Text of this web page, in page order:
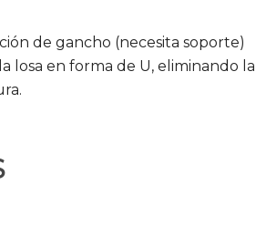
de gancho (necesita soporte)
losa en forma de U, eliminando la